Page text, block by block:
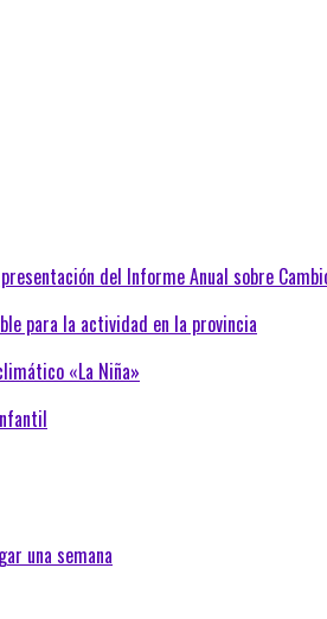
del Informe Anual sobre
para la actividad en la provincia
«La Niña»
una semana